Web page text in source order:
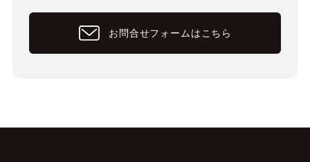
お問合せフォームはこちら